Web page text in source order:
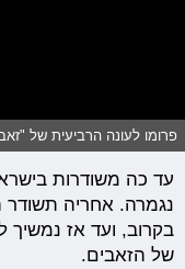
פרומו לעונה הרביעית של
עד כה משודרות
נגמרה. אחריה תשודר
בקרוב, ועד אז
של הזאבים.